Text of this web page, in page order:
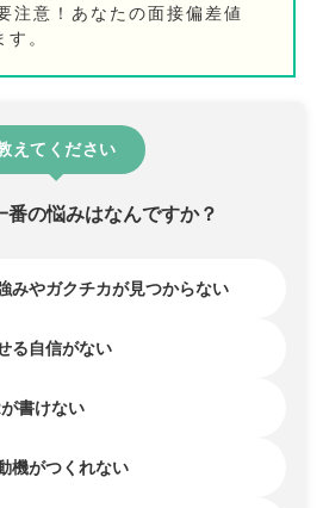
注意！あなたの面接偏差値
。